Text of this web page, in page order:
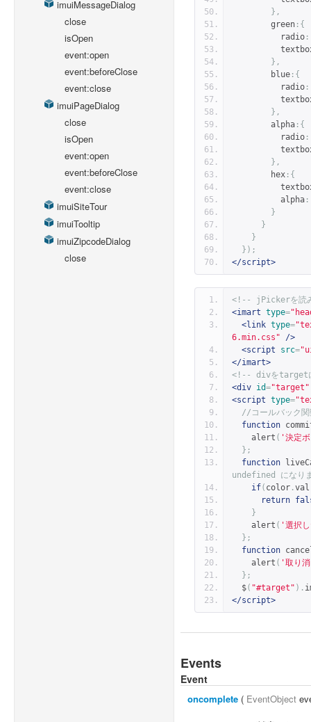
imuiMessageDialog
close
isOpen
event:open
event:beforeClose
event:close
imuiPageDialog
close
isOpen
event:open
event:beforeClose
event:close
imuiSiteTour
imuiTooltip
imuiZipcodeDialog
close
},
        green
:{
          radio
:
},
        blue
:{
          radio
:
},
        alpha
:{
          radio
:
},
        hex
:{
          alpha
:
}
}
}
});
</script>
<!-- jPickerを読
<imart type=
<link type=
6.min.css"
/>
<script
src=
</imart>
<!-- divをtargetに
<div id="target"
<script type=
//コールバック関
function
    alert
( '決定
};
function
undefined になり
if( color .val
return
}
    alert
( '選択
};
function
    alert
( '取り
};
  $
( "#target" ).
</script>
Events
Event
oncomplete ( EventObject